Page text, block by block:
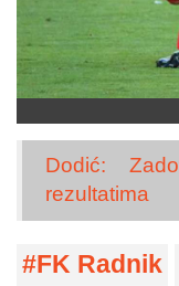
Dodić:
rezultatima
FK Radnik